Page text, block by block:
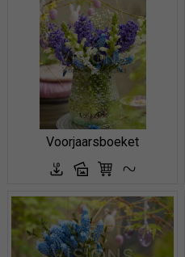
Voorjaarsboeket